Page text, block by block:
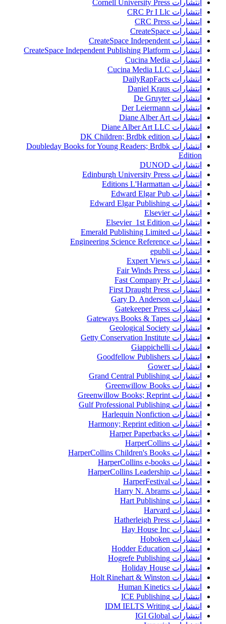
انتشارات Cornell University Press
انتشارات CRC Pr I Llc
انتشارات CRC Press
انتشارات CreateSpace
انتشارات CreateSpace Independent
انتشارات CreateSpace Independent Publishing Platform
انتشارات Cucina Media
انتشارات Cucina Media LLC
انتشارات DailyRapFacts
انتشارات Daniel Kraus
انتشارات De Gruyter
انتشارات Der Leiermann
انتشارات Diane Alber Art
انتشارات Diane Alber Art LLC
انتشارات DK Children; Brdbk edition
انتشارات Doubleday Books for Young Readers; Brdbk
Edition
انتشارات DUNOD
انتشارات Edinburgh University Press
انتشارات Editions L'Harmattan
انتشارات Edward Elgar Pub
انتشارات Edward Elgar Publishing
انتشارات Elsevier
انتشارات Elsevier 1st Edition
انتشارات Emerald Publishing Limited
انتشارات Engineering Science Reference
انتشارات epubli
انتشارات Expert Views
انتشارات Fair Winds Press
انتشارات Fast Company Pr
انتشارات First Draught Press
انتشارات Gary D. Anderson
انتشارات Gatekeeper Press
انتشارات Gateways Books & Tapes
انتشارات Geological Society
انتشارات Getty Conservation Institute
انتشارات Giappichelli
انتشارات Goodfellow Publishers
انتشارات Gower
انتشارات Grand Central Publishing
انتشارات Greenwillow Books
انتشارات Greenwillow Books; Reprint
انتشارات Gulf Professional Publishing
انتشارات Harlequin Nonfiction
انتشارات Harmony; Reprint edition
انتشارات Harper Paperbacks
انتشارات HarperCollins
انتشارات HarperCollins Children's Books
انتشارات HarperCollins e-books
انتشارات HarperCollins Leadership
انتشارات HarperFestival
انتشارات Harry N. Abrams
انتشارات Hart Publishing
انتشارات Harvard
انتشارات Hatherleigh Press
انتشارات Hay House Inc
انتشارات Hoboken
انتشارات Hodder Education
انتشارات Hogrefe Publishing
انتشارات Holiday House
انتشارات Holt Rinehart & Winston
انتشارات Human Kinetics
انتشارات ICE Publishing
انتشارات IDM IELTS Writing
انتشارات IGI Global